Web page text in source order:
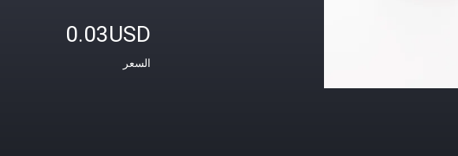
0.03USD
السعر